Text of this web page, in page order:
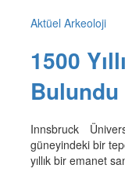
Aktüel Arkeoloji
1500
Bulundu
Innsbruck
güneyindeki bir
yıllık bir emanet